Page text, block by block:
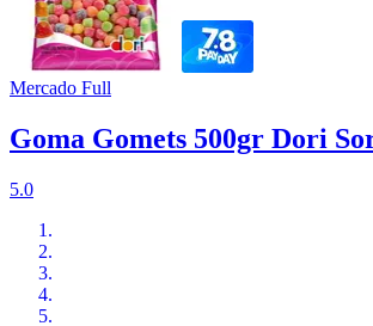
Mercado Full
Goma Gomets 500gr Dori
5.0